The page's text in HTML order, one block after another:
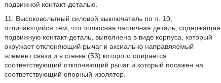
подвижной контакт-деталью.
11. Высоковольтный силовой выключатель по п. 10,
отличающийся тем, что полюсная частичная деталь, содержащая
подвижную контакт-деталь, выполнена в виде корпуса, который
окружает отклоняющий рычаг и аксиально направляемый
элемент связи и в стенке (53) которого опирается
соответствующий отклоняющий рычаг и который посажен на
соответствующий опорный изолятор.